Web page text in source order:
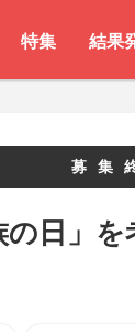
特集 結果
募集
の日」